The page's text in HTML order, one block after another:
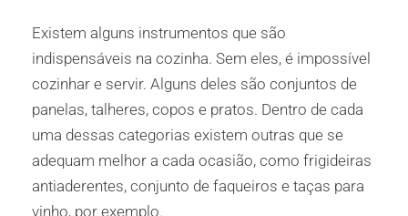
Existem alguns instrumentos que são
indispensáveis na cozinha. Sem eles, é impossível
cozinhar e servir. Alguns deles são conjuntos de
panelas, talheres, copos e pratos. Dentro de cada
uma dessas categorias existem outras que se
adequam melhor a cada ocasião, como frigideiras
antiaderentes, conjunto de faqueiros e taças para
vinho, por exemplo.